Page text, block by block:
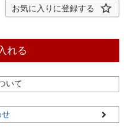
お気に入りに登録する
れる
いて
せ